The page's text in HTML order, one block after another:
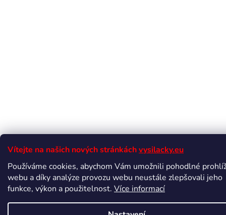
Vítejte na našich nových stránkáchvysilacky.eu
Používáme cookies, abychom Vám umožnili pohodlné
webu a díky analýze provozu webu neustále zlepšovali jeho
funkce, výkon a použitelnost. Více informací